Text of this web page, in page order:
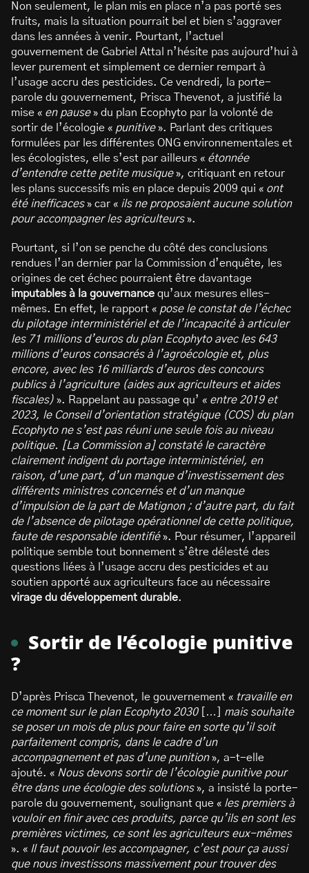
Non seulement, le plan mis en place n’a pas porté ses
fruits, mais la situation pourrait bel et bien s’aggraver
dans les années à venir. Pourtant, l’actuel
gouvernement de Gabriel Attal n’hésite pas aujourd’hui à
lever purement et simplement ce dernier rempart à
l’usage accru des pesticides. Ce vendredi, la porte-
parole du gouvernement, Prisca Thevenot, a justifié la
mise « en pause» du plan Ecophyto par la volonté de
sortir de l’écologie « punitive». Parlant des critiques
formulées par les différentes ONG environnementales et
les écologistes, elle s’est par ailleurs « étonnée
d’entendre cette petite musique», critiquant en retour
les plans successifs mis en place depuis 2009 qui « ont
été inefficaces» car « ils ne proposaient aucune solution
pour accompagner les agriculteurs».
Pourtant, si l’on se penche du côté des conclusions
rendues l’an dernier par la Commission d’enquête, les
origines de cet échec pourraient être davantage
imputables à la gouvernance qu’aux mesures elles-
mêmes. En effet, le rapport « pose le constat de l’échec
du pilotage interministériel et de l’incapacité à articuler
les 71 millions d’euros du plan Ecophyto avec les 643
millions d’euros consacrés à l’agroécologie et, plus
encore, avec les 16 milliards d’euros des concours
publics à l’agriculture (aides aux agriculteurs et aides
fiscales) ». Rappelant au passage qu’ « entre 2019 et
2023, le Conseil d’orientation stratégique (COS) du plan
Ecophyto ne s’est pas réuni une seule fois au niveau
politique. [La Commission a] constaté le caractère
clairement indigent du portage interministériel, en
raison, d’une part, d’un manque d’investissement des
différents ministres concernés et d’un manque
d’impulsion de la part de Matignon ; d’autre part, du fait
de l’absence de pilotage opérationnel de cette politique,
faute de responsable identifié». Pour résumer, l’appareil
politique semble tout bonnement s’être délesté des
questions liées à l’usage accru des pesticides et au
soutien apporté aux agriculteurs face au nécessaire
virage du développement durable.
Sortir de l’écologie punitive
?
D’après Prisca Thevenot, le gouvernement « travaille en
ce moment sur le plan Ecophyto 2030[…] mais souhaite
se poser un mois de plus pour faire en sorte qu’il soit
parfaitement compris, dans le cadre d’un
accompagnement et pas d’une punition», a-t-elle
ajouté. « Nous devons sortir de l’écologie punitive pour
être dans une écologie des solutions», a insisté la porte-
parole du gouvernement, soulignant que « les premiers à
vouloir en finir avec ces produits, parce qu’ils en sont les
premières victimes, ce sont les agriculteurs eux-mêmes
». « Il faut pouvoir les accompagner, c’est pour ça aussi
que nous investissons massivement pour trouver des